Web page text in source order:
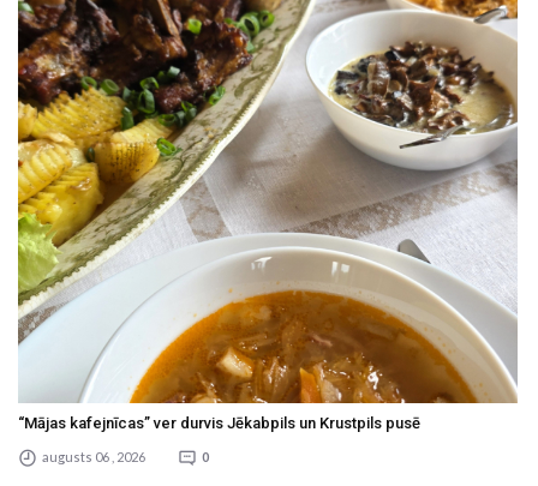
“Mājas kafejnīcas” ver durvis Jēkabpils un Krustpils pusē
augusts 06 , 2026 0